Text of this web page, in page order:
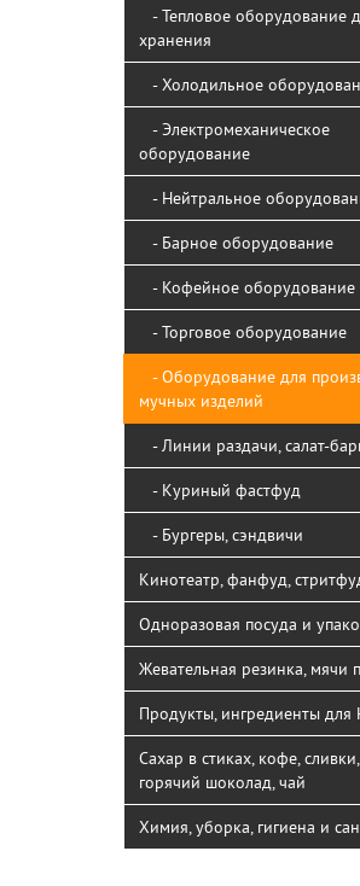
- Тепловое оборудование
хранения
- Холодильное
- Электромеханическое
оборудование
- Нейтральное
- Барное оборудование
- Кофейное оборудование
- Торговое оборудование
- Оборудование для
мучных изделий
- Линии раздачи, салат-
- Куриный фастфуд
- Бургеры, сэндвичи
Кинотеатр, фанфуд,
Одноразовая посуда и
Жевательная резинка, мячи
Продукты, ингредиенты для
Сахар в стиках, кофе, сливки,
горячий шоколад, чай
Химия, уборка, гигиена и